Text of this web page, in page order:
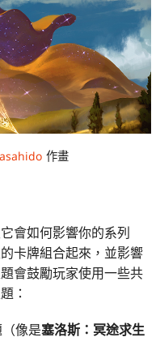
作畫
會如何影響你的系列
卡牌組合起來，並影響
會鼓勵玩家使用一些共
：
像是塞洛斯：冥途求生